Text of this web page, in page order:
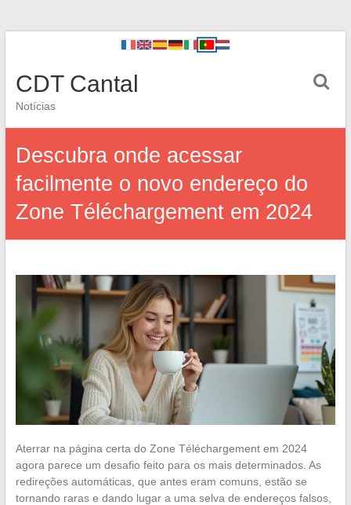
CDT Cantal
Notícias
Descubra onde acessar
facilmente o novo endereço do
Zone Téléchargement em 2024
Aterrar na página certa do Zone Téléchargement em 2024
agora parece um desafio feito para os mais determinados. As
redireções automáticas, que antes eram comuns, estão se
tornando raras e dando lugar a uma selva de endereços falsos,